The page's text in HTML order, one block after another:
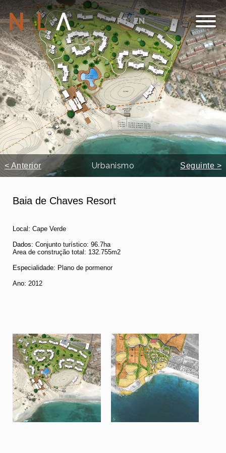
PT EN
< Anterior Seguinte >
Urbanismo
Baia de Chaves Resort
Local: Cape Verde
Dados: Conjunto turístico: 96.7ha
Area de construção total: 132.755m2
Especialidade: Plano de pormenor
Ano: 2012